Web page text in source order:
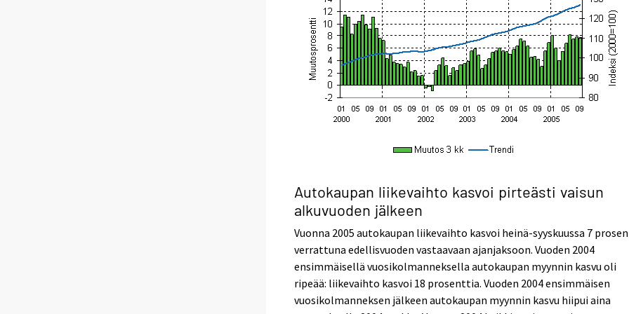
Autokaupan liikevaihto kasvoi pirteästi vaisun
alkuvuoden jälkeen
Vuonna 2005 autokaupan liikevaihto kasvoi heinä-syyskuussa 7
verrattuna edellisvuoden vastaavaan ajanjaksoon. Vuoden 2004
ensimmäisellä vuosikolmanneksella autokaupan myynnin kasvu oli
ripeää: liikevaihto kasvoi 18 prosenttia. Vuoden 2004 ensimmäisen
vuosikolmanneksen jälkeen autokaupan myynnin kasvu hiipui aina